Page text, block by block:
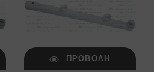
ΠΡΟΒΟΛΉ